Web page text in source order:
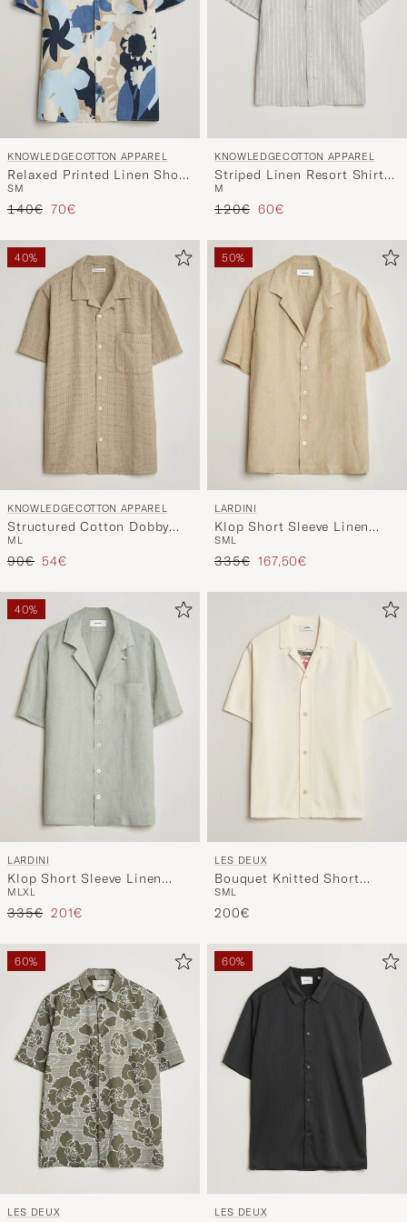
KNOWLEDGECOTTON APPAREL
Relaxed Printed Linen Short
Sleeve Shirt Blue
SM
Reguliere prijs
140€ Verlaagd prijs
70€
KNOWLEDGECOTTON APPAREL
Striped Linen Resort Shirt
Grey
M
Reguliere prijs
120€ Verlaagd prijs
60€
40%
KNOWLEDGECOTTON APPAREL
Structured Cotton Dobby
Shirt Twill
M L
Reguliere prijs
90€ Verlaagd prijs
54€
50%
LARDINI
Klop Short Sleeve Linen
Resort Shirt Beige
SML
Reguliere prijs
335€ Verlaagd prijs
167,50€
40%
LARDINI
Klop Short Sleeve Linen
Resort Shirt Light Green
M LXL
Reguliere prijs
335€ Verlaagd prijs
201€
LES DEUX
Bouquet Knitted Short
Sleeve Shirt Eggnog White
SML
200€
60%
LES DEUX
60%
LES DEUX